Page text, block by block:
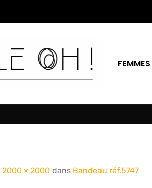
FEMMES
2000 × 2000 dans Bandeau réf.5747